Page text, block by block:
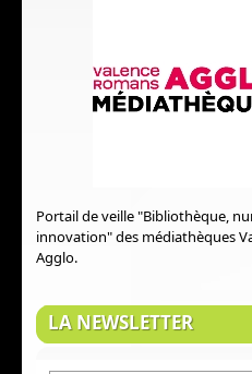
Portail de veille "Bibliothèque,
innovation" des médiathèques
Agglo.
LA NEWSLETTER